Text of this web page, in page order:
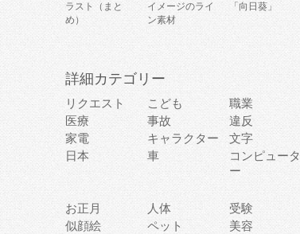
ラスト（まと
め）
イメージのライ
ン素材
「向日葵」
詳細カテゴリー
リクエスト こども 職業
医療
事故 違反
家電
キャラクター 文字
日本
車
コンピュータ
ー
お正月
人体 受験
似顔絵
ペット 美容